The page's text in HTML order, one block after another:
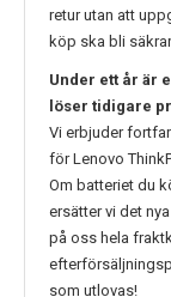
retur utan att
köp ska bli
Under ett år är
löser tidigare
Vi erbjuder
förLenovo
Om batteriet du
ersätter vi det
på oss hela
som utlovas!